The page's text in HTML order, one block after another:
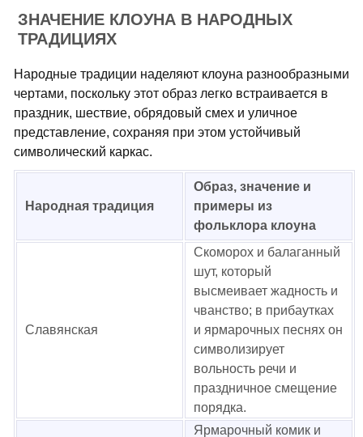
ЗНАЧЕНИЕ КЛОУНА В НАРОДНЫХ
ТРАДИЦИЯХ
Народные традиции наделяют клоуна разнообразными
чертами, поскольку этот образ легко встраивается в
праздник, шествие, обрядовый смех и уличное
представление, сохраняя при этом устойчивый
символический каркас.
Народная традиция
Образ, значение и
примеры из
фольклора клоуна
Славянская
Скоморох и балаганный
шут, который
высмеивает жадность и
чванство; в прибаутках
и ярмарочных песнях он
символизирует
вольность речи и
праздничное смещение
порядка.
Ярмарочный комик и